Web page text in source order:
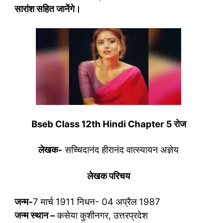
सारांश सहित जानेंगे।
Bseb Class 12th Hindi Chapter 5रोज
लेखक- सच्चिदानंद हीरानंद वात्‍स्‍यायन अज्ञेय
लेखक परिचय
जन्म-7 मार्च 1911 निधन- 04 अप्रैल 1987
जन्म स्थान –कसेया कुशीनगर, उत्तरप्रदेश